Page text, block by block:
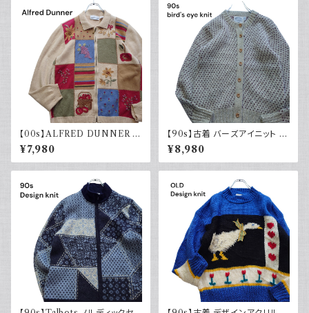
【00s】ALFRED DUNNER ア
ルフレッドダナー デザインニット
コットンラミー レディース古着
セーター 襟付き ジップ
¥7,980
【90s】古着 バーズアイニット カ
ーディガン ベージュ ヴィンテー
ジ セーター ウール
¥8,980